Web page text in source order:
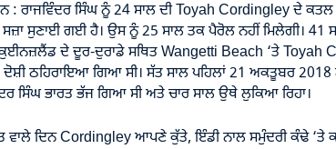
: ਰਾਜਵਿੰਦਰ ਸਿੰਘ ਨੂੰ 24 ਸਾਲ ਦੀ Toyah Cordingley ਦੇ ਕਤਲ
ਸੁਣਾਈ ਗਈ ਹੈ। ਉਸ ਨੂੰ 25 ਸਾਲ ਤਕ ਪੈਰੋਲ ਨਹੀਂ ਮਿਲੇਗੀ। 41
ਦੇ ਦੂਰ-ਦੁਰਾਡੇ ਸਥਿਤ Wangetti Beach ‘ਤੇ Toyah
ਠਹਿਰਾਇਆ ਗਿਆ ਸੀ। ਸੱਤ ਸਾਲ ਪਹਿਲਾਂ 21 ਅਕਤੂਬਰ
ਸਿੰਘ ਭਾਰਤ ਭੱਜ ਗਿਆ ਸੀ ਅਤੇ ਚਾਰ ਸਾਲ ਉਥੇ ਲੁਕਿਆ ਰਿਹਾ।
ਵਾਲੇ ਦਿਨ Cordingley ਆਪਣੇ ਕੁੱਤੇ, ਇੰਡੀ ਨਾਲ ਸਮੁੰਦਰੀ ਕੰਢੇ ‘ਤੇ